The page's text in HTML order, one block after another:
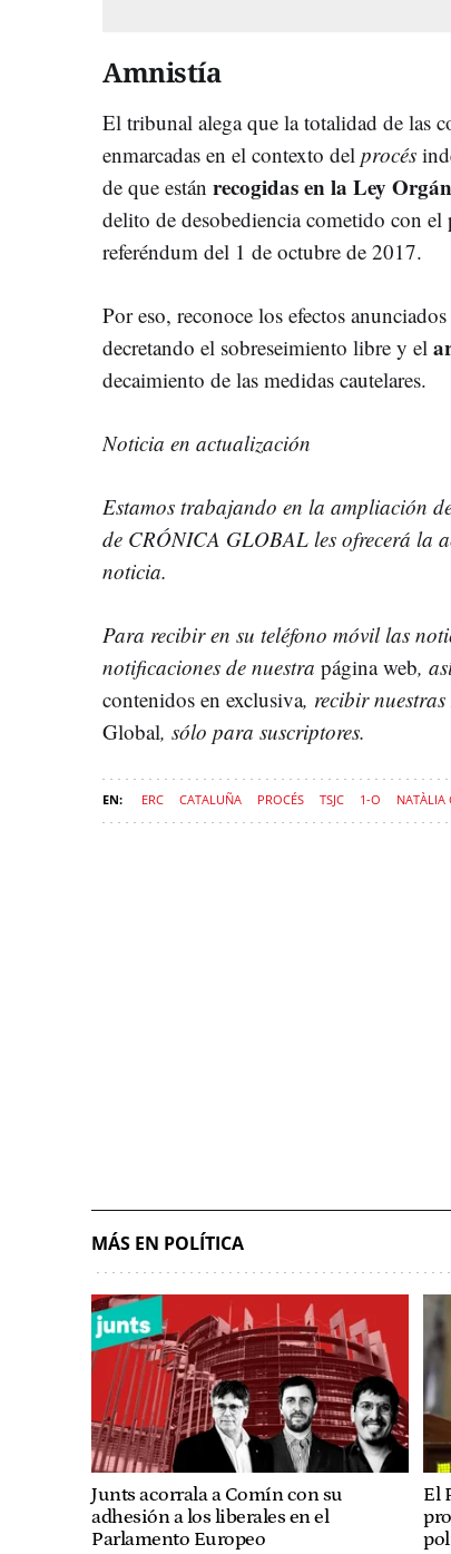
Amnistía
El tribunal alega que la totalidad de las
enmarcadas en el contexto del procés
de que están recogidas en la Ley
delito de desobediencia cometido con
referéndum del 1 de octubre de 2017.
Por eso, reconoce los efectos
decretando el sobreseimiento libre y el
decaimiento de las medidas cautelares.
Noticia en actualización
Estamos trabajando en la ampliación
de CRÓNICA GLOBAL les ofrecerá la
noticia.
Para recibir en su teléfono móvil las
notificaciones de nuestra página web,
contenidos en exclusiva, recibir
Global, sólo para suscriptores.
ERC CATALUÑA PROCÉS TSJC 1-O NATÀLIA
MÁS EN POLÍTICA
Junts acorrala a Comín con su
adhesión a los liberales en el
Parlamento Europeo
El